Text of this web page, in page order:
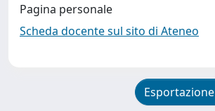
Pagina personale
Scheda docente sul sito di Ateneo
Esportazione